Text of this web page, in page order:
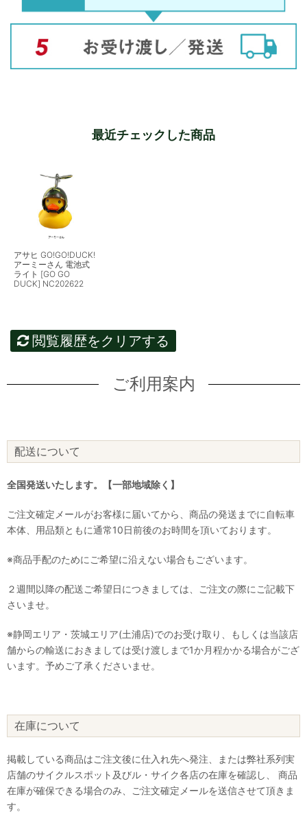
最近チェックした商品
アサヒ GO!GO!DUCK!
アーミーさん 電池式
ライト [GO GO
DUCK] NC202622
閲覧履歴をクリアする
ご利用案内
配送について
全国発送いたします。【一部地域除く】
ご注文確定メールがお客様に届いてから、商品の発送までに自転車
本体、用品類ともに通常10日前後のお時間を頂いております。
※商品手配のためにご希望に沿えない場合もございます。
２週間以降の配送ご希望日につきましては、ご注文の際にご記載下
さいませ。
※静岡エリア・茨城エリア(土浦店)でのお受け取り、もしくは当該店
舗からの輸送におきましては受け渡しまで1か月程かかる場合がござ
います。予めご了承くださいませ。
在庫について
掲載している商品はご注文後に仕入れ先へ発注、または弊社系列実
店舗のサイクルスポット及びル・サイク各店の在庫を確認し、 商品
在庫が確保できる場合のみ、ご注文確定メールを送信させて頂きま
す。